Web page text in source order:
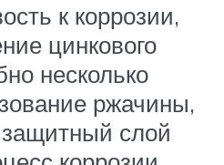
к коррозии,
цинкового
несколько
ржачины,
слой